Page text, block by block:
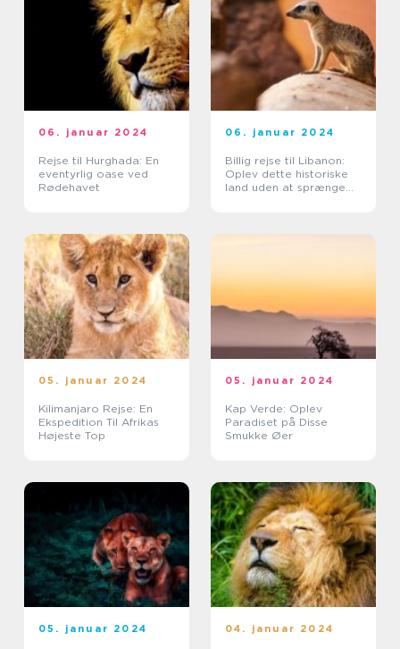
06. januar 2024
Rejse til Hurghada: En
eventyrlig oase ved
Rødehavet
06. januar 2024
Billig rejse til Libanon:
Oplev dette historiske
land uden at sprænge
05. januar 2024
Kilimanjaro Rejse: En
Ekspedition Til Afrikas
Højeste Top
05. januar 2024
Kap Verde: Oplev
Paradiset på Disse
Smukke Øer
05. januar 2024 04. januar 2024